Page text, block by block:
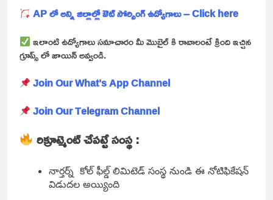
AP లో అన్ని జిల్లాల్లో ఔట్ సోర్సింగ్ ఉద్యోగాలు – Click here
ఇలాంటి ఉద్యోగాలు సమాచారం మీ మొబైల్ కి రావాలంటే క్రింది ఇచ్చిన
గ్రూప్స్ లో జాయిన్ అవ్వండి.
Join Our What’s App Channel
Join Our Telegram Channel
రిక్రూట్మెంట్ చేపట్టే సంస్థ :
నార్తర్న్ కోల్ ఫీల్డ్ లిమిటెడ్ సంస్థ నుండి ఈ నోటిఫికేషన్
విడుదల అయ్యింది